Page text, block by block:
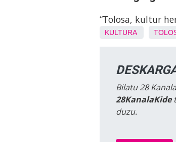
“Tolosa, kultur
KULTURA
Bilatu 28
28KanalaKide
duzu.